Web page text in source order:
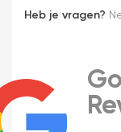
Heb je vragen?